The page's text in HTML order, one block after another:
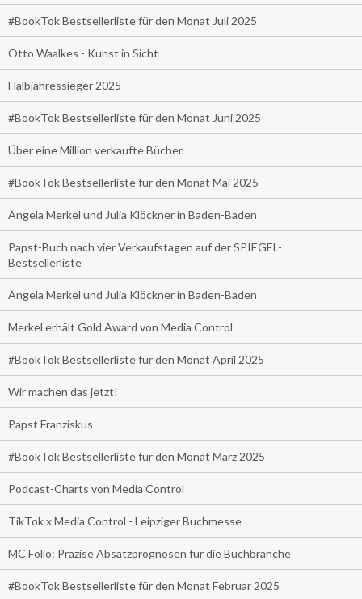
#BookTok Bestsellerliste für den Monat Juli 2025
Otto Waalkes - Kunst in Sicht
Halbjahressieger 2025
#BookTok Bestsellerliste für den Monat Juni 2025
Über eine Million verkaufte Bücher.
#BookTok Bestsellerliste für den Monat Mai 2025
Angela Merkel und Julia Klöckner in Baden-Baden
Papst-Buch nach vier Verkaufstagen auf der SPIEGEL-
Bestsellerliste
Angela Merkel und Julia Klöckner in Baden-Baden
Merkel erhält Gold Award von Media Control
#BookTok Bestsellerliste für den Monat April 2025
Wir machen das jetzt!
Papst Franziskus
#BookTok Bestsellerliste für den Monat März 2025
Podcast-Charts von Media Control
TikTok x Media Control - Leipziger Buchmesse
MC Folio: Präzise Absatzprognosen für die Buchbranche
#BookTok Bestsellerliste für den Monat Februar 2025